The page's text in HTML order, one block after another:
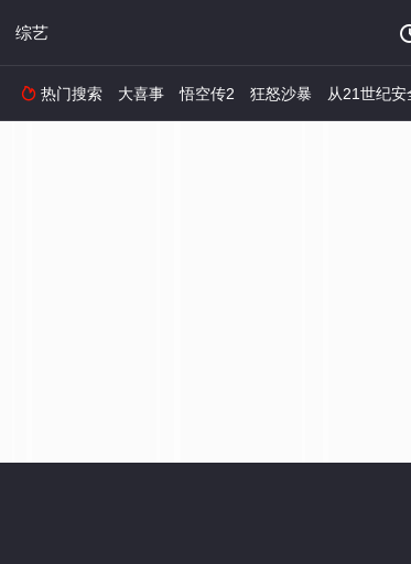
综艺
 热门搜索 大喜事 悟空传2 狂怒沙暴 从21世纪安